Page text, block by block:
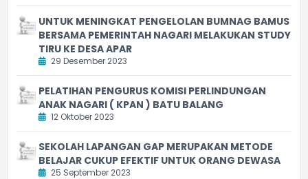
UNTUK MENINGKAT PENGELOLAN BUMNAG BAMUS
BERSAMA PEMERINTAH NAGARI MELAKUKAN STUDY
TIRU KE DESA APAR
29 Desember 2023
PELATIHAN PENGURUS KOMISI PERLINDUNGAN
ANAK NAGARI ( KPAN ) BATU BALANG
12 Oktober 2023
SEKOLAH LAPANGAN GAP MERUPAKAN METODE
BELAJAR CUKUP EFEKTIF UNTUK ORANG DEWASA
25 September 2023